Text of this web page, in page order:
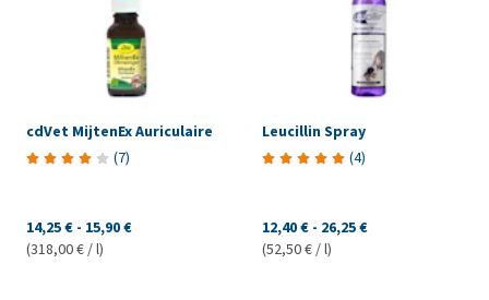
cdVet MijtenEx Auriculaire
(7)
14,25 € - 15,90 €
(318,00 € / l)
Leucillin Spray
(4)
12,40 € - 26,25 €
(52,50 € / l)